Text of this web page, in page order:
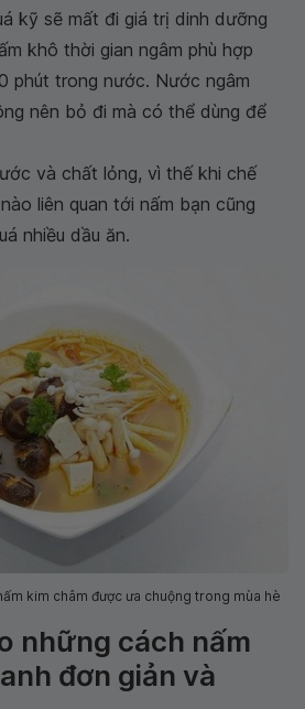
kỹ sẽ mất đi giá trị dinh dưỡng
khô thời gian ngâm phù hợp
phút trong nước. Nước ngâm
nên bỏ đi mà có thể dùng để
và chất lỏng, vì thế khi chế
liên quan tới nấm bạn cũng
nhiều dầu ăn.
kim châm được ưa chuộng trong mùa hè
những cách nấm
đơn giản và